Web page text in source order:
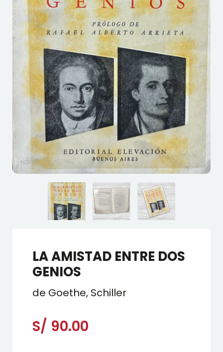
LA AMISTAD ENTRE DOS
GENIOS
de Goethe, Schiller
S/ 90.00